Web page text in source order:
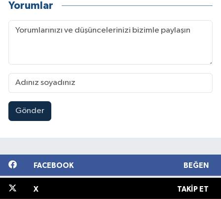
Yorumlar
Gönder
FACEBOOK BEĞEN
X TAKIP ET